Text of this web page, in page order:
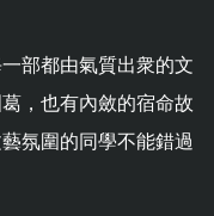
部都由氣質出衆的文
，也有內斂的宿命故
氛圍的同學不能錯過